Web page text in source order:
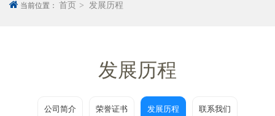
当前位置： 首页 发展历程
发展历程
公司简介 荣誉证书 发展历程 联系我们